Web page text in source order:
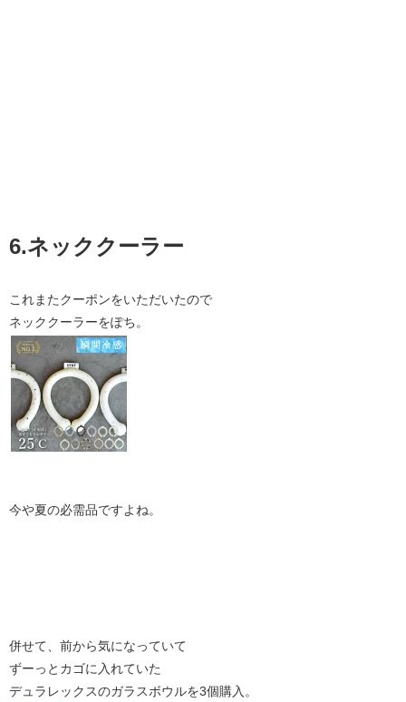
6.ネッククーラー
これまたクーポンをいただいたので
ネッククーラーをぽち。
今や夏の必需品ですよね。
併せて、前から気になっていて
ずーっとカゴに入れていた
デュラレックスのガラスボウルを3個購入。